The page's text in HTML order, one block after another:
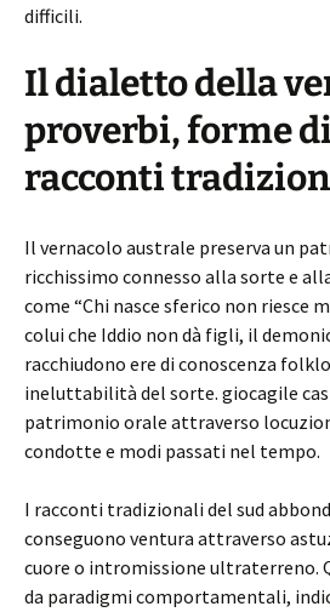
difficili.
Il dialetto della
proverbi, forme
racconti
Il vernacolo australe preserva un
ricchissimo connesso alla sorte e
come “Chi nasce sferico non riesce
colui che Iddio non dà figli, il
racchiudono ere di conoscenza
ineluttabilità del sorte. giocagile
patrimonio orale attraverso
condotte e modi passati nel tempo.
I racconti tradizionali del sud
conseguono ventura attraverso
cuore o intromissione ultraterreno.
da paradigmi comportamentali,